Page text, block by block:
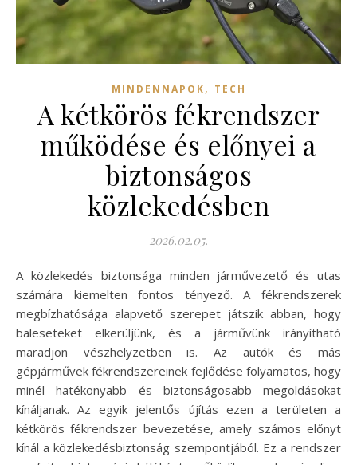
MINDENNAPOK, TECH
A kétkörös fékrendszer
működése és előnyei a
biztonságos
közlekedésben
2026.02.05.
A közlekedés biztonsága minden járművezető és utas
számára kiemelten fontos tényező. A fékrendszerek
megbízhatósága alapvető szerepet játszik abban, hogy
baleseteket elkerüljünk, és a járművünk irányítható
maradjon vészhelyzetben is. Az autók és más
gépjárművek fékrendszereinek fejlődése folyamatos, hogy
minél hatékonyabb és biztonságosabb megoldásokat
kínáljanak. Az egyik jelentős újítás ezen a területen a
kétkörös fékrendszer bevezetése, amely számos előnyt
kínál a közlekedésbiztonság szempontjából. Ez a rendszer